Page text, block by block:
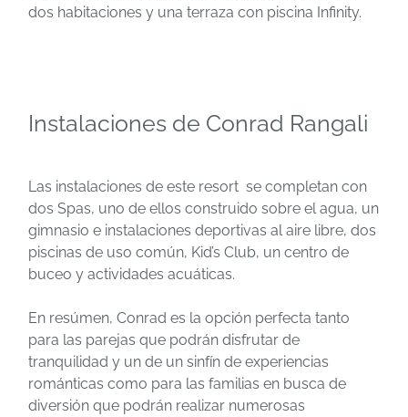
dos habitaciones y una terraza con piscina Infinity.
Instalaciones de Conrad Rangali
Las instalaciones de este resort se completan con
dos Spas, uno de ellos construido sobre el agua, un
gimnasio e instalaciones deportivas al aire libre, dos
piscinas de uso común, Kid’s Club, un centro de
buceo y actividades acuáticas.
En resúmen, Conrad es la opción perfecta tanto
para las parejas que podrán disfrutar de
tranquilidad y un de un sinfín de experiencias
románticas como para las familias en busca de
diversión que podrán realizar numerosas